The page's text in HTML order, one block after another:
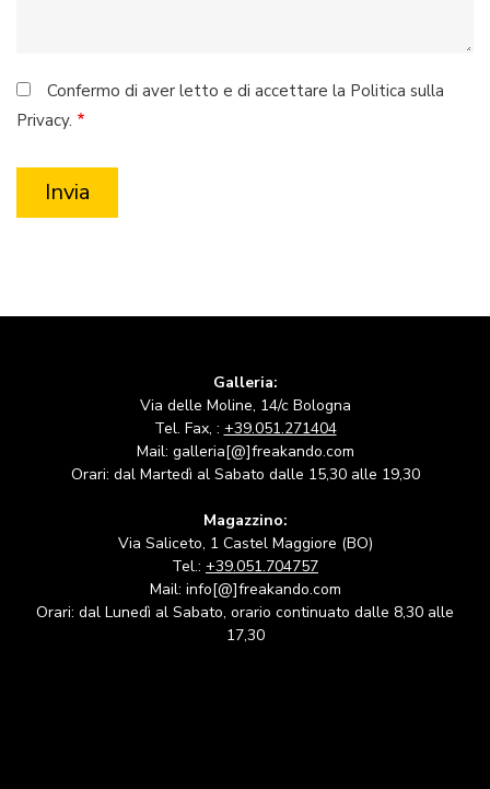
Confermo di aver letto e di accettare la Politica sulla
Privacy.
Galleria:
Via delle Moline, 14/c Bologna
Tel. Fax, : +39.051.271404
Mail: galleria[@]freakando.com
Orari: dal Martedì al Sabato dalle 15,30 alle 19,30
Magazzino:
Via Saliceto, 1 Castel Maggiore (BO)
Tel.: +39.051.704757
Mail: info[@]freakando.com
Orari: dal Lunedì al Sabato, orario continuato dalle 8,30 alle
17,30